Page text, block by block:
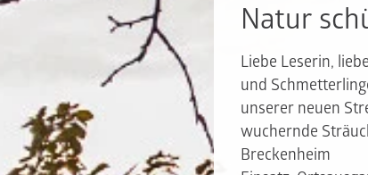
Natur
Liebe Leserin,
und
unserer neuen
wuchernde
Breckenheim